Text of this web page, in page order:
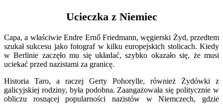
Ucieczka z Niemiec
Capa, a właściwie Endre Ernő Friedmann, węgierski Żyd, przedtem
szukał sukcesu jako fotograf w kilku europejskich stolicach. Kiedy
w Berlinie zaczęło mu się układać, szybko okazało się, że musi
uciekać przed nazistami za granicę.
Historia Taro, a raczej Gerty Pohorylle, również Żydówki z
galicyjskiej rodziny, była podobna. Zaangażowała się politycznie w
obliczu rosnącej popularności nazistów w Niemczech, gdzie